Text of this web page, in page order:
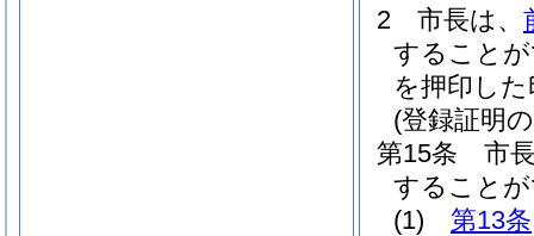
2
市長は、
すること
を押印し
(登録証明
第15条
市
すること
(1)
第13条